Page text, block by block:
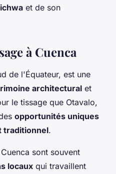
et de son
à Cuenca
de l'Équateur, est une
architectural et
le tissage que Otavalo,
opportunités uniques
traditionnel.
sont souvent
locaux qui travaillent